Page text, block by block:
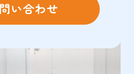
い合わせ